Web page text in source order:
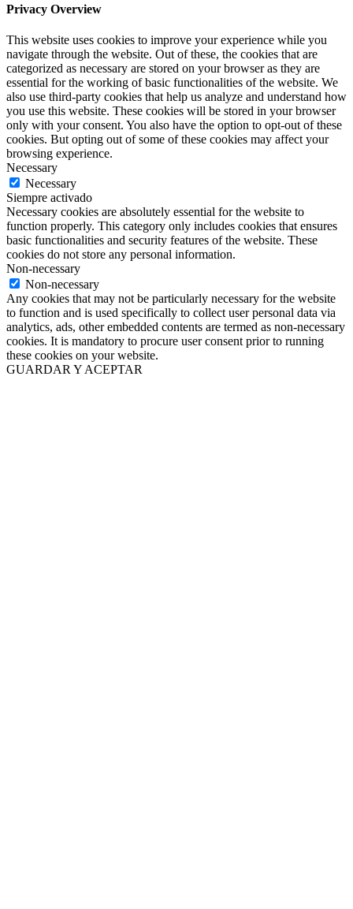
Privacy Overview
This website uses cookies to improve your experience while you
navigate through the website. Out of these, the cookies that are
categorized as necessary are stored on your browser as they are
essential for the working of basic functionalities of the website. We
also use third-party cookies that help us analyze and understand how
you use this website. These cookies will be stored in your browser
only with your consent. You also have the option to opt-out of these
cookies. But opting out of some of these cookies may affect your
browsing experience.
Necessary
Necessary
Siempre activado
Necessary cookies are absolutely essential for the website to
function properly. This category only includes cookies that ensures
basic functionalities and security features of the website. These
cookies do not store any personal information.
Non-necessary
Non-necessary
Any cookies that may not be particularly necessary for the website
to function and is used specifically to collect user personal data via
analytics, ads, other embedded contents are termed as non-necessary
cookies. It is mandatory to procure user consent prior to running
these cookies on your website.
GUARDAR Y ACEPTAR